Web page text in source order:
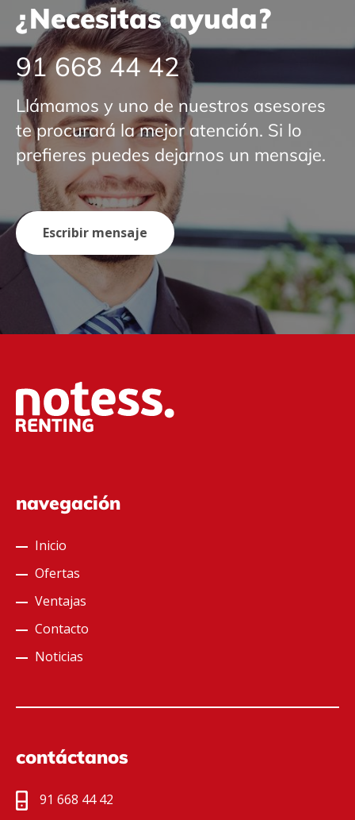
¿Necesitas ayuda?
91 668 44 42
Llámamos y uno de nuestros asesores
te procurará la mejor atención. Si lo
prefieres puedes dejarnos un mensaje.
Escribir mensaje
navegación
Inicio
Ofertas
Ventajas
Contacto
Noticias
contáctanos
91 668 44 42